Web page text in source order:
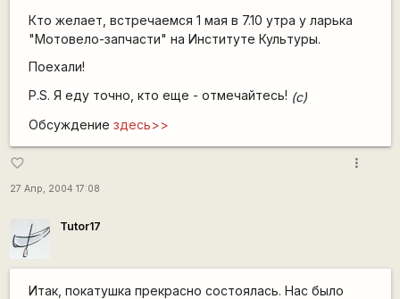
Кто желает, встречаемся 1 мая в 7.10 утра у ларька
"Мотовело-запчасти" на Институте Культуры.
Поехали!
P.S. Я еду точно, кто еще - отмечайтесь! (c)
Обсуждение здесь>>
favorite_border
27 Апр, 2004 17:08
more_vert
Tutor17
Итак, покатушка прекрасно состоялась. Нас было